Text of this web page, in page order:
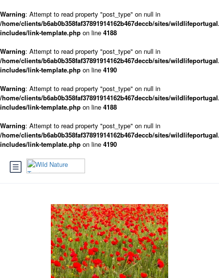
Warning: Attempt to read property "post_type" on null in
/home/clients/b6ab0b358faf37891914162b467deccb/sites/
includes/link-template.php on line 4188
Warning: Attempt to read property "post_type" on null in
/home/clients/b6ab0b358faf37891914162b467deccb/sites/
includes/link-template.php on line 4190
Warning: Attempt to read property "post_type" on null in
/home/clients/b6ab0b358faf37891914162b467deccb/sites/
includes/link-template.php on line 4188
Warning: Attempt to read property "post_type" on null in
/home/clients/b6ab0b358faf37891914162b467deccb/sites/
includes/link-template.php on line 4190